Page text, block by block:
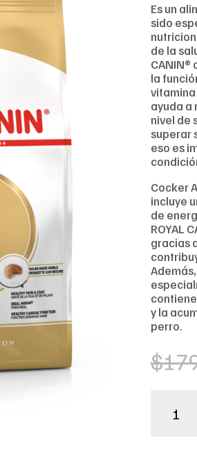
Es un
sido
de la
la
vitamina
ayuda a
nivel de
superar
eso es
Cocker
incluye
de
ROYAL
gracias
y la
perro.
$
CANIN